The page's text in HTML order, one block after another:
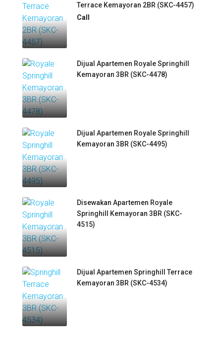
Terrace Kemayoran 2BR (SKC-4457)
Call
Dijual Apartemen Royale Springhill
Kemayoran 3BR (SKC-4478)
Dijual Apartemen Royale Springhill
Kemayoran 3BR (SKC-4495)
Disewakan Apartemen Royale
Springhill Kemayoran 3BR (SKC-
4515)
Dijual Apartemen Springhill Terrace
Kemayoran 3BR (SKC-4534)